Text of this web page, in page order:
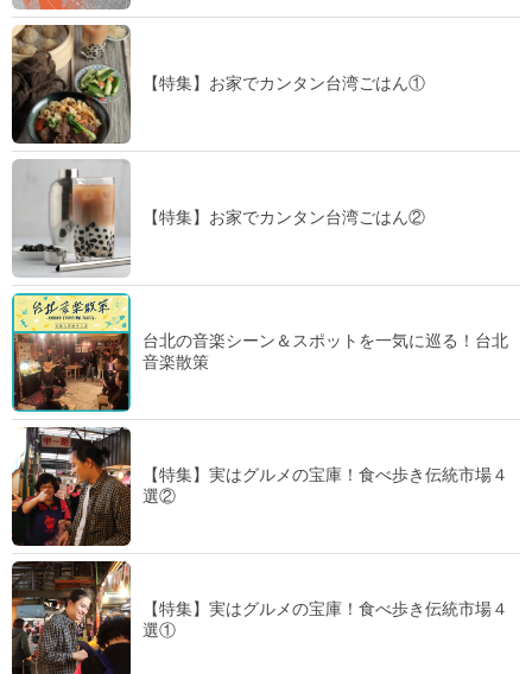
【特集】お家でカンタン台湾ごはん①
【特集】お家でカンタン台湾ごはん②
台北の音楽シーン＆スポットを一気に巡る！台北
音楽散策
【特集】実はグルメの宝庫！食べ歩き伝統市場４
選②
【特集】実はグルメの宝庫！食べ歩き伝統市場４
選①